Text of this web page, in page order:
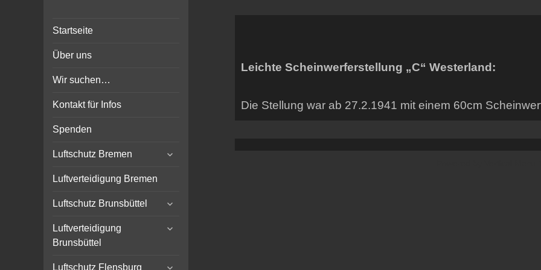
Bunker-Kiel.com
Wilhelmshaven Flensburg
Rendsburg Luftschutz Stollen
Startseite
Über uns
Wir suchen…
Kontakt für Infos
Spenden
Luftschutz Bremen
expand
Luftverteidigung Bremen
Luftschutz Brunsbüttel
expand
menu
Luftverteidigung
Brunsbüttel
expand
Luftschutz Flensburg
expand
Leichte Scheinwerferstellung „C“ Westerland:
Die Stellung war ab 27.2.1941 mit einem 60cm